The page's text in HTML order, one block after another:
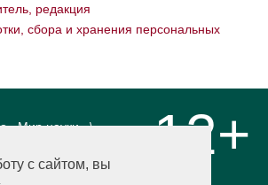
с сайтом, вы
редакция
сбора и хранения персональных
«Мир науки» \
на сайте,
о защите авторских
12+